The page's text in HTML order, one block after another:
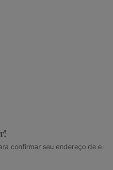
confirmar seu endereço de e-